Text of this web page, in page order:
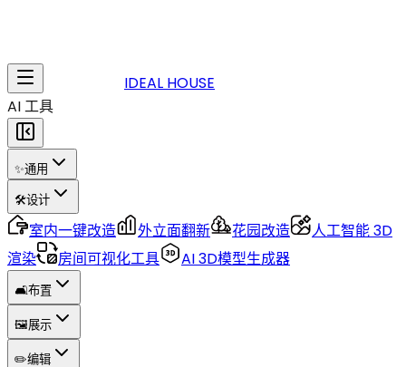
IDEAL HOUSE
AI 工具
✨通用
🛠️设计
室内一键改造 外立面翻新 花园改造
人工智能 3D
渲染
房间可视化工具 AI 3D模型生成器
🛋️布置
🖼️展示
✏️编辑